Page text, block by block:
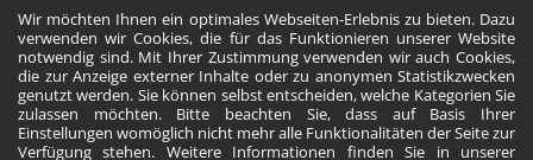
Wir möchten Ihnen ein optimales Webseiten-Erlebnis zu bieten. Dazu
verwenden wir Cookies, die für das Funktionieren unserer Website
notwendig sind. Mit Ihrer Zustimmung verwenden wir auch Cookies,
die zur Anzeige externer Inhalte oder zu anonymen Statistikzwecken
genutzt werden. Sie können selbst entscheiden, welche Kategorien Sie
zulassen möchten. Bitte beachten Sie, dass auf Basis Ihrer
Einstellungen womöglich nicht mehr alle Funktionalitäten der Seite zur
Verfügung stehen. Weitere Informationen finden Sie in unserer